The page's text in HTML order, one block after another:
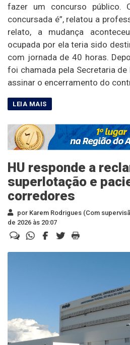
fazer um concurso público.
concursada é”, relatou a
relato, a mudança
ocupada por ela teria sido
com jornada de 40 horas.
foi chamada pela Secretaria de
assinar o encerramento do
HU responde a
superlotação e
corredores
por Karem Rodrigues (Com
de 2026 às 20:07